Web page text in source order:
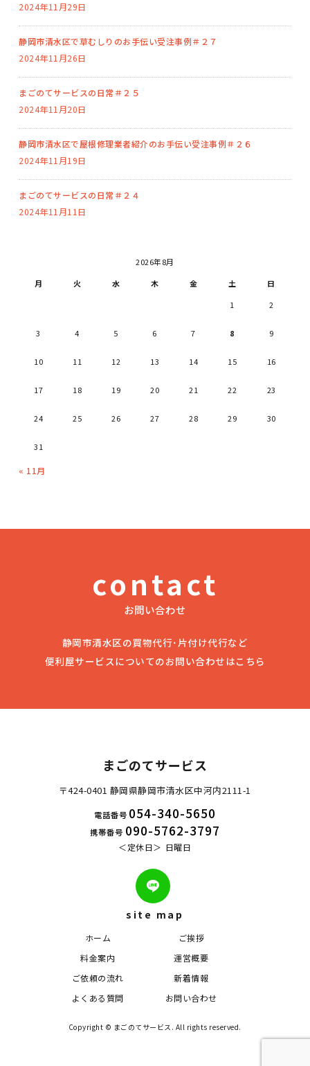
2024年11月29日
静岡市清水区で草むしりのお手伝い受注事例＃２７
2024年11月26日
まごのてサービスの日常＃２５
2024年11月20日
静岡市清水区で屋根修理業者紹介のお手伝い受注事例＃２６
2024年11月19日
まごのてサービスの日常＃２４
2024年11月11日
2026年8月
月
火 水 木 金 土
日
1
2
3 4 5 6 7 8 9
10 11 12 13 14 15 16
17 18 19 20 21 22 23
24 25 26 27 28 29 30
31
« 11月
contact
お問い合わせ
静岡市清水区の買物代行･片付け代行など
便利屋サービスについてのお問い合わせはこちら
まごのてサービス
〒424-0401 静岡県静岡市清水区中河内2111-1
電話番号 054-340-5650
携帯番号 090-5762-3797
定休日 日曜日
site map
ホーム
料金案内
ご依頼の流れ
よくある質問
ご挨拶
運営概要
新着情報
お問い合わせ
Copyright © まごのてサービス. All rights reserved.